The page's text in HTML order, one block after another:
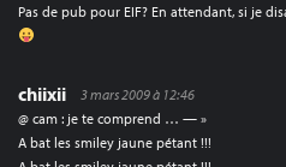
Pas de pub pour EIF? En attendant, si je
chiixii
3 mars 2009 à 12:46
@ cam : je te comprend … — »
A bat les smiley jaune pétant !!!